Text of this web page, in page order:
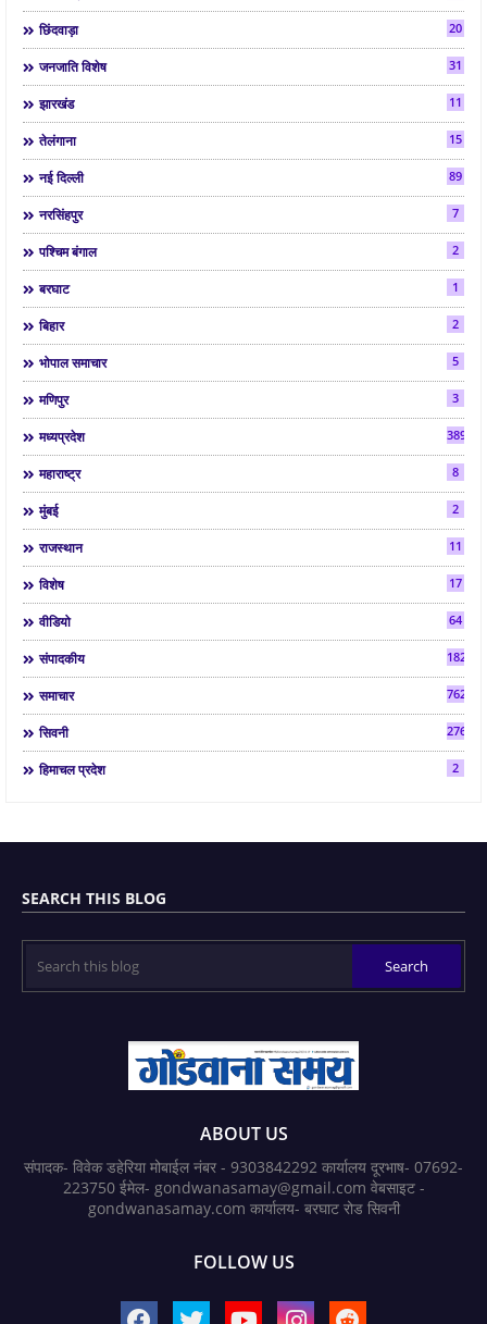
छिंदवाड़ा 20
जनजाति विशेष 31
झारखंड 11
तेलंगाना 15
नई दिल्ली 89
नरसिंहपुर 7
पश्चिम बंगाल 2
बरघाट 1
बिहार 2
भोपाल समाचार 5
मणिपुर 3
मध्यप्रदेश 3892
महाराष्ट्र 8
मुंबई 2
राजस्थान 11
विशेष 17
वीडियो 64
संपादकीय 182
समाचार 7624
सिवनी 2763
हिमाचल प्रदेश 2
SEARCH THIS BLOG
ABOUT US
संपादक- विवेक डहेरिया मोबाईल नंबर - 9303842292 कार्यालय दूरभाष- 07692-
223750 ईमेल- gondwanasamay@gmail.com वेबसाइट -
gondwanasamay.com कार्यालय- बरघाट रोड सिवनी
FOLLOW US